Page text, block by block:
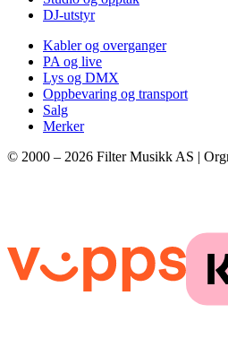
DJ-utstyr
Kabler og overganger
PA og live
Lys og DMX
Oppbevaring og transport
Salg
Merker
© 2000 – 2026 Filter Musikk AS |